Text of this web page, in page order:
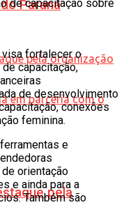
Paraná
pela
de capacitação sobre
visa fortalecer o
capacitação,
de desenvolvimento
conexões
feminina.
e
orientação
e ainda para a
Também são